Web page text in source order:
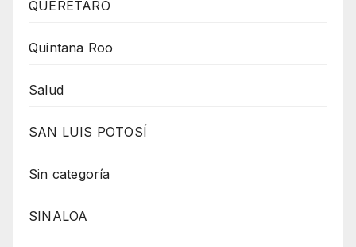
QUERÉTARO
Quintana Roo
Salud
SAN LUIS POTOSÍ
Sin categoría
SINALOA